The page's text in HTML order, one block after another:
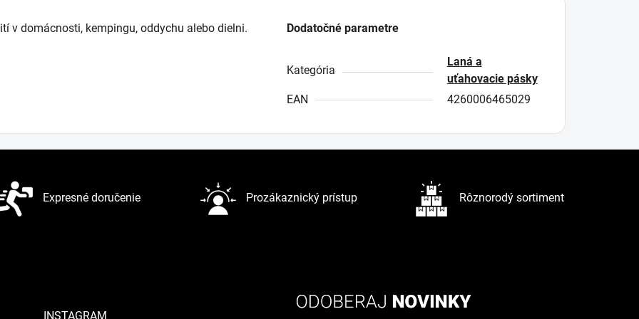
v domácnosti, kempingu, oddychu alebo dielni.
Dodatočné parametre
Kategória
Laná a
uťahovacie pásky
EAN
4260006465029
Expresné doručenie Prozákaznický prístup Rôznorodý sortiment
INSTAGRAM